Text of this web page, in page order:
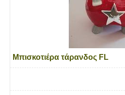
Μπισκοτιέρα τάρανδος FL